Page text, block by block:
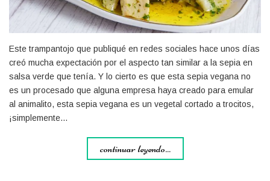
Este trampantojo que publiqué en redes sociales hace unos días
creó mucha expectación por el aspecto tan similar a la sepia en
salsa verde que tenía. Y lo cierto es que esta sepia vegana no
es un procesado que alguna empresa haya creado para emular
al animalito, esta sepia vegana es un vegetal cortado a trocitos,
¡simplemente…
continuar leyendo...